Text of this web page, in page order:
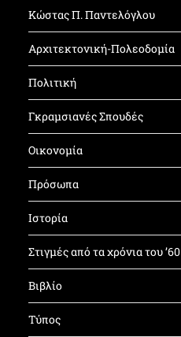
Κώστας Π. Παντελόγλου
Αρχιτεκτονική-Πολεοδομία
Πολιτική
Γκραμσιανές Σπουδές
Οικονομία
Πρόσωπα
Ιστορία
Στιγμές από τα χρόνια του ’60
Βιβλίο
Τύπος